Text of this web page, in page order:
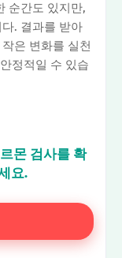
순간도 있지만,
. 결과를 받아
은 변화를 실천
정적일 수 있습
몬 검사를 확
요.